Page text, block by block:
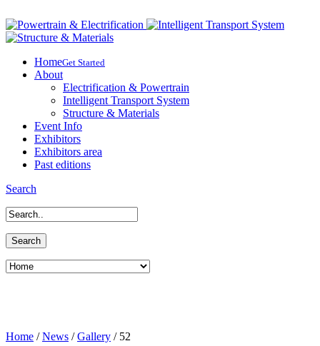
HomeGet Started
About
Electrification & Powertrain
Intelligent Transport System
Structure & Materials
Event Info
Exhibitors
Exhibitors area
Past editions
Search
Home / News / Gallery / 52